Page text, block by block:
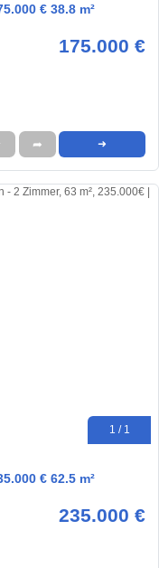
€ 38.8 m²
175.000 €
➦ ➜
1 / 1
€ 62.5 m²
235.000 €